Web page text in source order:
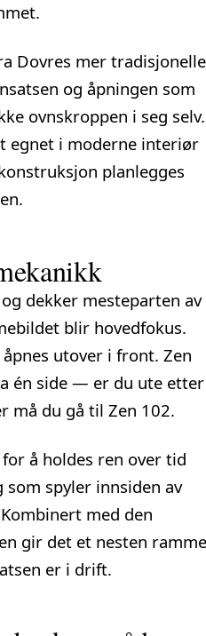
Dovres mer tradisjonelle
og åpningen som
ovnskroppen i seg selv.
egnet i moderne interiør
planlegges
dekker mesteparten av
blir hovedfokus.
utover i front. Zen
én side — er du ute etter
må du gå til Zen 102.
å holdes ren over tid
spyler innsiden av
med den
gir det et nesten
er i drift.